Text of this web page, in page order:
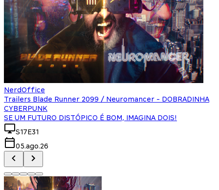
NerdOffice
Trailers Blade Runner 2099 / Neuromancer - DOBRADINHA
CYBERPUNK
SE UM FUTURO DISTÓPICO É BOM, IMAGINA DOIS!
S17E31
05.ago.26